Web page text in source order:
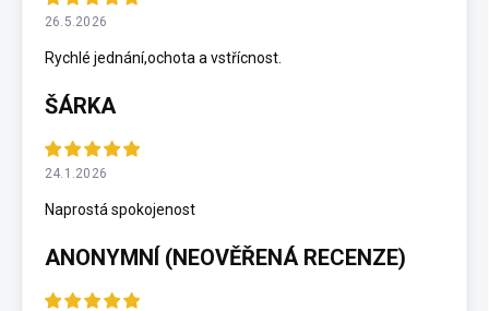
26.5.2026
Rychlé jednání,ochota a vstřícnost.
ŠÁRKA
24.1.2026
Naprostá spokojenost
ANONYMNÍ (NEOVĚŘENÁ RECENZE)